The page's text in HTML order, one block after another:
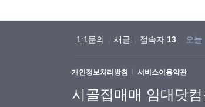
1:1문의 새글 접속자 13 오늘
개인정보처리방침 서비스이용약관
시골집매매 임대닷